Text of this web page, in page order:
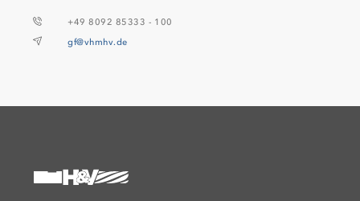
+49 8092 85333 - 100
gf@vhmhv.de